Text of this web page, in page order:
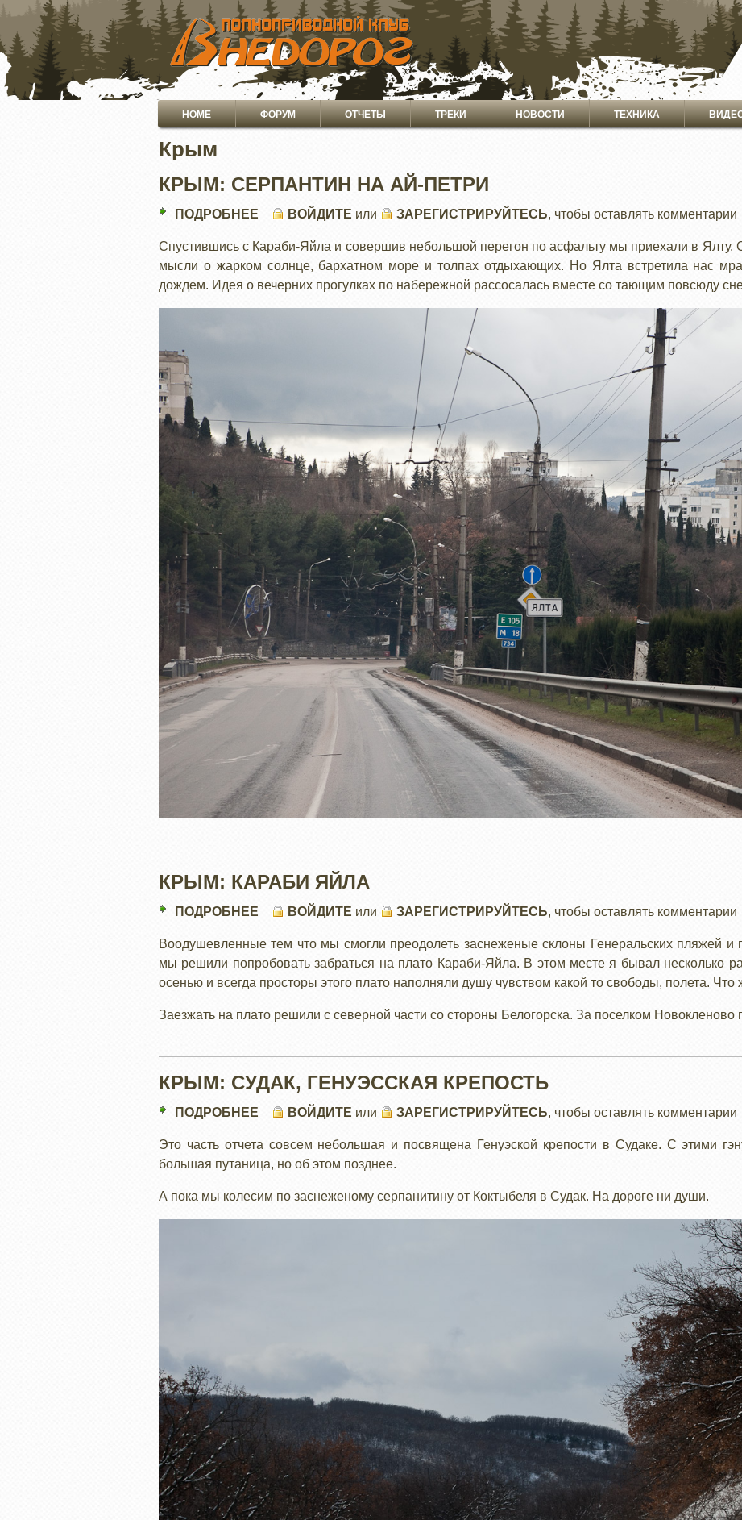
ПЕРЕЙТИ
ОСНОВНОМУ
СОДЕРЖАНИЮ
Основная
навигация
HOME ФОРУМ ОТЧЕТЫ ТРЕКИ НОВОСТИ ТЕХНИКА
Крым
КРЫМ: СЕРПАНТИН НА АЙ-ПЕТРИ
ПОДРОБНЕЕ
СЕРПАНТИН
НА
АЙ-
ПЕТРИ
ВОЙДИТЕ или ЗАРЕГИСТРИРУЙТЕСЬ, чтобы оставлять комментарии
Спустившись с Караби-Яйла и совершив небольшой перегон по асфальту мы приехали в Ялту.
мысли о жарком солнце, бархатном море и толпах отдыхающих. Но Ялта встретила нас
дождем. Идея о вечерних прогулках по набережной рассосалась вместе со тающим повсюду
КРЫМ: КАРАБИ ЯЙЛА
ПОДРОБНЕЕ
КАРАБИ
ЯЙЛА
ВОЙДИТЕ или ЗАРЕГИСТРИРУЙТЕСЬ, чтобы оставлять комментарии
Воодушевленные тем что мы смогли преодолеть заснеженые склоны Генеральских пляжей и
мы решили попробовать забраться на плато Караби-Яйла. В этом месте я бывал несколько
осенью и всегда просторы этого плато наполняли душу чувством какой то свободы, полета. Что
Заезжать на плато решили с северной части со стороны Белогорска. За поселком Новокленово
КРЫМ: СУДАК, ГЕНУЭССКАЯ КРЕПОСТЬ
ПОДРОБНЕЕ
СУДАК,
ГЕНУЭССКАЯ
ВОЙДИТЕ или ЗАРЕГИСТРИРУЙТЕСЬ, чтобы оставлять комментарии
Это часть отчета совсем небольшая и посвящена Генуэской крепости в Судаке. С этими
большая путаница, но об этом позднее.
А пока мы колесим по заснеженому серпанитину от Коктыбеля в Судак. На дороге ни души.